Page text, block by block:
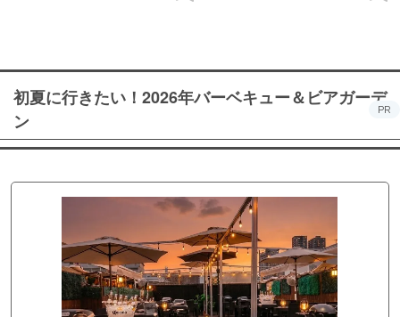
初夏に行きたい！2026年バーベキュー＆ビアガーデ
ン
PR